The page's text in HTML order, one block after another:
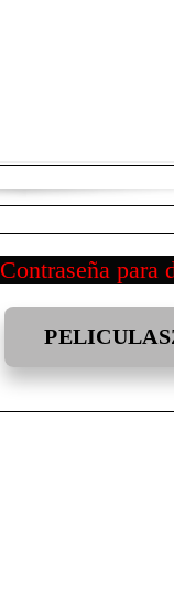
Contraseña para